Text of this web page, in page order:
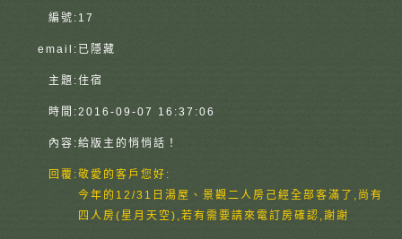
編號: 17
email: 已隱藏
主題:住宿
時間:2016-09-07 16:37:06
內容:給版主的悄悄話！
回覆:敬愛的客戶您好:
今年的12/31日湯屋、景觀二人房己經全部客滿了,尚有
四人房(星月天空),若有需要請來電訂房確認,謝謝